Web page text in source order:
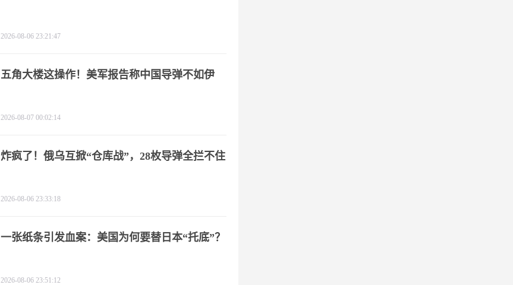
2026-08-06 23:21:47
五角大楼这操作！美军报告称中国导弹不如伊
2026-08-07 00:02:14
炸疯了！俄乌互掀“仓库战”，28枚导弹全拦不住
2026-08-06 23:33:18
一张纸条引发血案：美国为何要替日本“托底”？
2026-08-06 23:51:12